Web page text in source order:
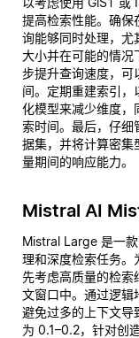
提高检索性能。确保
询能够同时处理，尤
大小并在可能的情况
步提升查询速度，可
间。定期重建索引
化模型来减少维度，
索时间。最后，仔
据集，并将计算密集
量期间的响应能力。
Mistral AI
Mistral Large 是一
理和深度检索任务。
先考虑高质量的检索
文窗口中。通过逻辑
避免过多的上下文导
为 0.1–0.2，针对创